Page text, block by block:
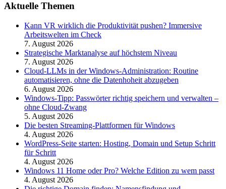
Aktuelle Themen
Kann VR wirklich die Produktivität pushen? Immersive
Arbeitswelten im Check
7. August 2026
Strategische Marktanalyse auf höchstem Niveau
7. August 2026
Cloud-LLMs in der Windows-Administration: Routine
automatisieren, ohne die Datenhoheit abzugeben
6. August 2026
Windows-Tipp: Passwörter richtig speichern und verwalten –
ohne Cloud-Zwang
5. August 2026
Die besten Streaming-Plattformen für Windows
4. August 2026
WordPress-Seite starten: Hosting, Domain und Setup Schritt
für Schritt
4. August 2026
Windows 11 Home oder Pro? Welche Edition zu wem passt
4. August 2026